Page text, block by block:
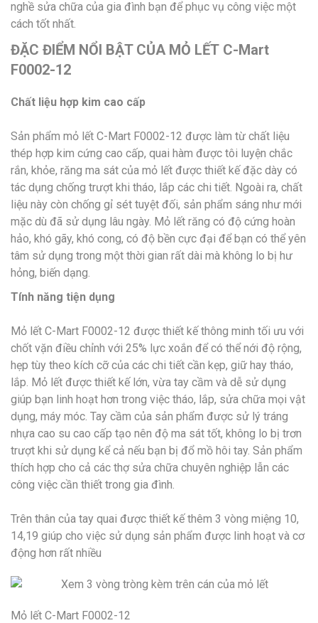
nghề sửa chữa của gia đình bạn để phục vụ công việc một
cách tốt nhất.
ĐẶC ĐIỂM NỔI BẬT CỦA MỎ LẾT C-Mart
F0002-12
Chất liệu hợp kim cao cấp
Sản phẩm mỏ lết C-Mart F0002-12 được làm từ chất liệu
thép hợp kim cứng cao cấp, quai hàm được tôi luyện chắc
rắn, khỏe, răng ma sát của mỏ lết được thiết kế đặc dày có
tác dụng chống trượt khi tháo, lắp các chi tiết. Ngoài ra, chất
liệu này còn chống gỉ sét tuyệt đối, sản phẩm sáng như mới
mặc dù đã sử dụng lâu ngày. Mỏ lết răng có độ cứng hoàn
hảo, khó gãy, khó cong, có độ bền cực đại để bạn có thể yên
tâm sử dụng trong một thời gian rất dài mà không lo bị hư
hỏng, biến dạng.
Tính năng tiện dụng
Mỏ lết C-Mart F0002-12 được thiết kế thông minh tối ưu với
chốt vặn điều chỉnh với 25% lực xoắn để có thể nới độ rộng,
hẹp tùy theo kích cỡ của các chi tiết cần kẹp, giữ hay tháo,
lắp. Mỏ lết được thiết kế lớn, vừa tay cầm và dễ sử dụng
giúp bạn linh hoạt hơn trong việc tháo, lắp, sửa chữa mọi vật
dụng, máy móc. Tay cầm của sản phẩm được sử lý tráng
nhựa cao su cao cấp tạo nên độ ma sát tốt, không lo bị trơn
trượt khi sử dụng kể cả nếu bạn bị đổ mồ hôi tay. Sản phẩm
thích hợp cho cả các thợ sửa chữa chuyên nghiệp lẫn các
công việc cần thiết trong gia đình.
Trên thân của tay quai được thiết kế thêm 3 vòng miệng 10,
14,19 giúp cho việc sử dụng sản phẩm được linh hoạt và cơ
động hơn rất nhiều
Mỏ lết C-Mart F0002-12